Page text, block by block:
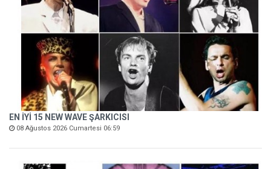
EN İYİ 15 NEW WAVE ŞARKICISI
08 Ağustos 2026 Cumartesi 06:59